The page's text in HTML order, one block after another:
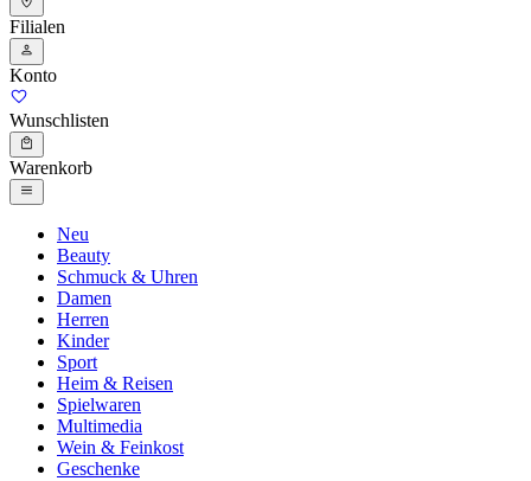
Filialen
Konto
Wunschlisten
Warenkorb
Neu
Beauty
Schmuck & Uhren
Damen
Herren
Kinder
Sport
Heim & Reisen
Spielwaren
Multimedia
Wein & Feinkost
Geschenke